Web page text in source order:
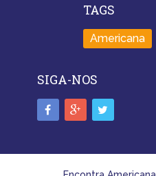
TAGS
Americana
SIGA-NOS